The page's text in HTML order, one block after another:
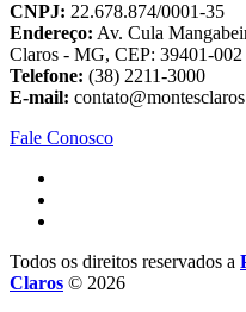
CNPJ: 22.678.874/0001-35
Endereço: Av. Cula
Claros - MG, CEP: 39401-002
Telefone: (38) 2211-3000
E-mail:
Fale Conosco
Todos os direitos reservados a
Claros © 2026